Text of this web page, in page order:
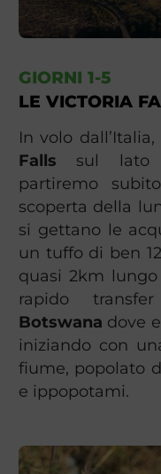
GIORNI 1-5
LE VICTORIA
In volo
Falls sul lato
partiremo
scoperta della
si gettano le
un tuffo di ben
quasi 2km
rapido
Botswana dove
iniziando con
fiume, popolato
e ippopotami.